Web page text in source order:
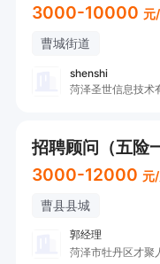
3000-10000 元
曹城街道
shenshi
菏泽圣世信息技术
招聘顾问（五险
3000-12000 元
曹县县城
郭经理